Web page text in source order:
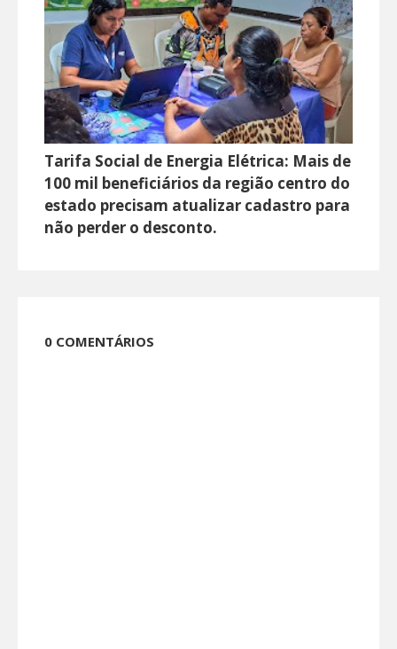
Tarifa Social de Energia Elétrica: Mais de
100 mil beneficiários da região centro do
estado precisam atualizar cadastro para
não perder o desconto.
0 COMENTÁRIOS